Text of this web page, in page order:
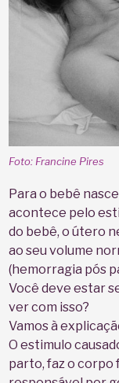
Foto: Francine Pires
Para o bebê
acontece pelo
do bebê, o útero
ao seu volume
(hemorragia pós
Você deve estar
ver com isso?
Vamos à
O estimulo
parto, faz o corpo